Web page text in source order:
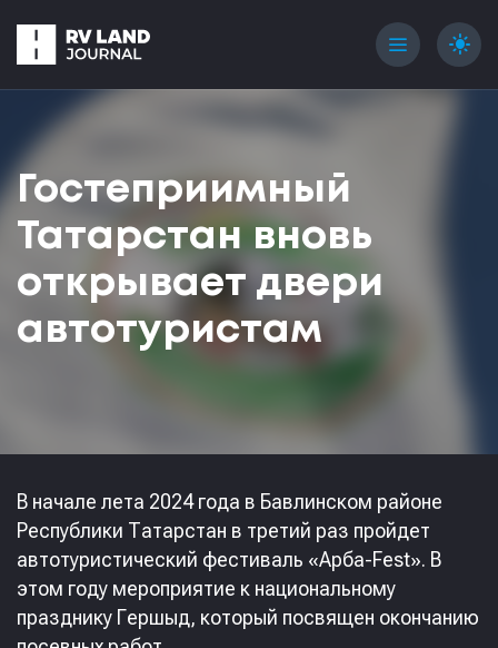
menu light_mode
Гостеприимный
Татарстан вновь
открывает двери
автотуристам
В начале лета 2024 года в Бавлинском районе
Республики Татарстан в третий раз пройдет
автотуристический фестиваль «Арба-Fest». В
этом году мероприятие к национальному
празднику Гершыд, который посвящен окончанию